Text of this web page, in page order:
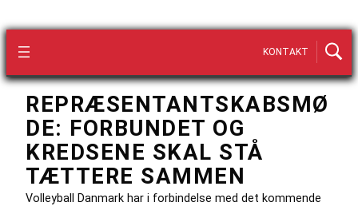
KONTAKT
REPRÆSENTANTSKABSMØ
DE: FORBUNDET OG
KREDSENE SKAL STÅ
TÆTTERE SAMMEN
Volleyball Danmark har i forbindelse med det kommende